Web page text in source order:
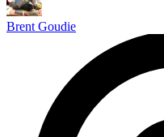
Brent Goudie